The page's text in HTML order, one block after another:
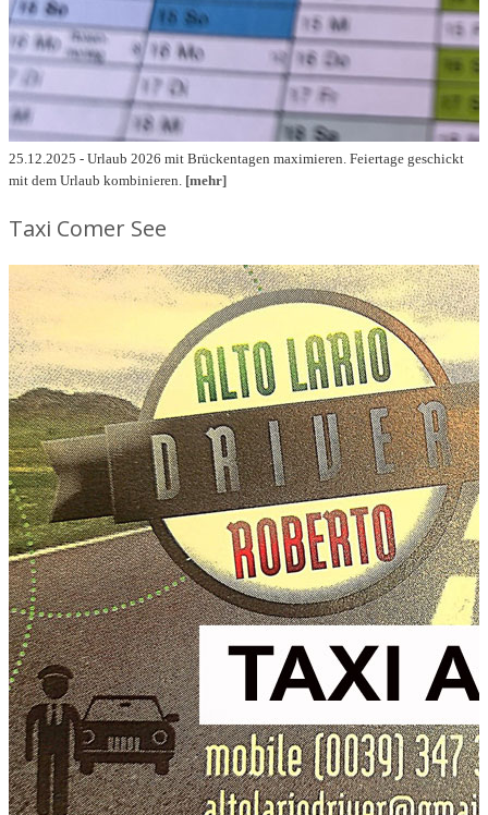
25.12.2025 - Urlaub 2026 mit Brückentagen maximieren. Feiertage geschickt
mit dem Urlaub kombinieren. [mehr]
Taxi Comer See